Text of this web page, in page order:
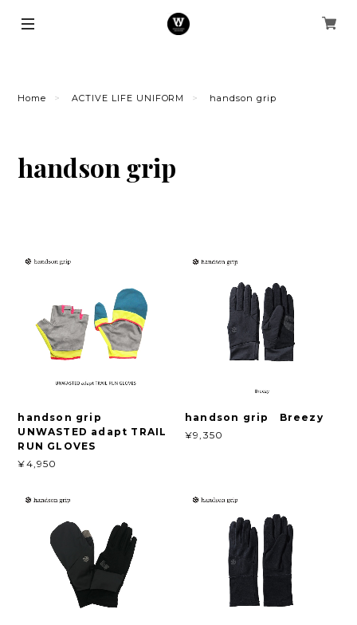
Home ACTIVE LIFE UNIFORM handson grip
handson grip
handson grip
UNWASTED adapt TRAIL
RUN GLOVES
¥4,950
handson grip Breezy
¥9,350